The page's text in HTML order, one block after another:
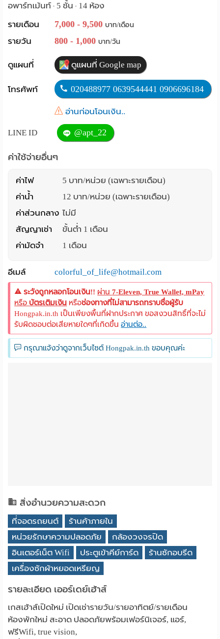
English
อพาร์ทเม้นท์ • 5 ชั้น • 14 ห้อง
รายเดือน
7,000 - 9,500 บาท/เดือน
รายวัน 800 - 1,000 บาท/วัน
ดูแผนที่ ดูแผนที่ Google map
โทรศัพท์ 020488977 0639544441 0906696184
อ่านก่อนโอนเงิน..
LINE ID @apt_22
ค่าใช้จ่ายอื่นๆ
ค่าไฟ
5 บาท/หน่วย (เฉพาะรายเดือน)
ค่าน้ำ
12 บาท/หน่วย (เฉพาะรายเดือน)
ค่าส่วนกลาง ไม่มี
สัญญาเช่า
ขั้นต่ำ 1 เดือน
ค่ามัดจำ
1 เดือน
อีเมล์ colorful_of_life@hotmail.com
ระวังถูกหลอกโอนเงิน!! ผ่าน7-Eleven, True Wallet, mPay
หรือ บัตรเติมเงิน หรือช่องทางที่ไม่สามารถทราบชื่อผู้รับ
Hongpak.in.th เป็นเพียงพื้นที่ฝากประกาศ ขอสงวนสิทธิ์ที่จะไม่
รับผิดชอบต่อเสียหายใดๆที่เกิดขึ้นอ่านต่อ..
กรุณาแจ้งว่าดูจากเว็บไซต์ Hongpak.in.th ขอบคุณค่ะ
สิ่งอำนวยความสะดวก
ที่จอดรถยนต์
ร้านค้าภายใน
หน่วยรักษาความปลอดภัย
กล้องวงจรปิด
อินเตอร์เน็ต Wifi
ประตูเข้าคีย์การ์ด
ร้านซักอบรีด
เครื่องซักผ้าหยอดเหรียญ
รายละเอียด เออร์เดย์เฮ้าส์
เกสเฮ้าส์เปิดใหม่ เปิดเช่ารายวัน/รายอาทิตย์/รายเดือน
ห้องพักใหม่ สะอาด ปลอดภัยพร้อมเฟอร์นิเจอร์, แอร์,
ฟรีWifi, true vision,